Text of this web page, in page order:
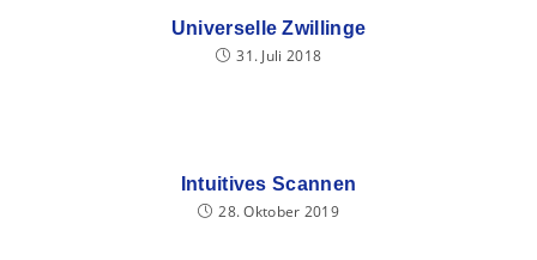
Universelle Zwillinge
31. Juli 2018
Intuitives Scannen
28. Oktober 2019